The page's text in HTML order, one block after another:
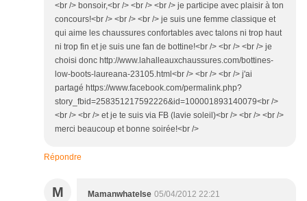
<br /> bonsoir,<br /> <br /> <br /> je participe avec plaisir à ton
concours!<br /> <br /> <br /> je suis une femme classique et
qui aime les chaussures confortables avec talons ni trop haut
ni trop fin et je suis une fan de bottine!<br /> <br /> <br /> je
choisi donc http://www.lahalleauxchaussures.com/bottines-
low-boots-laureana-23105.html<br /> <br /> <br /> j'ai
partagé https://www.facebook.com/permalink.php?
story_fbid=258351217592226&id=100001893140079<br />
<br /> <br /> et je te suis via FB (lavie soleil)<br /> <br /> <br />
merci beaucoup et bonne soirée!<br />
Répondre
M Mamanwhatelse 05/04/2012 22:21